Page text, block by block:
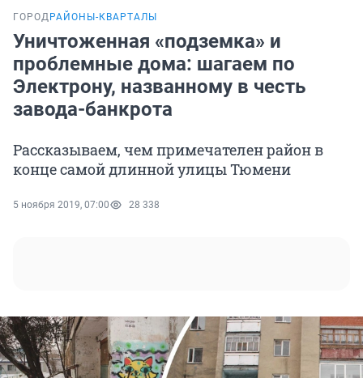
ГОРОД РАЙОНЫ-КВАРТАЛЫ
Уничтоженная «подземка» и
проблемные дома: шагаем по
Электрону, названному в честь
завода-банкрота
Рассказываем, чем примечателен район в
конце самой длинной улицы Тюмени
5 ноября 2019, 07:00 28 338